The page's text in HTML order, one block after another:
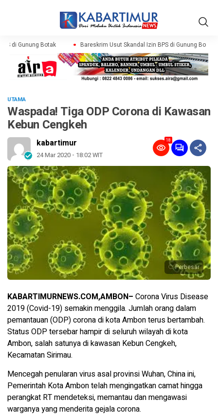
di Gunung Botak Bareskrim Usut Skandal Izin BPS di Gunung Botak
UTAMA
Waspada! Tiga ODP Corona di Kawasan
Kebun Cengkeh
kabartimur
24 Mar 2020 - 18:02 WIT
18
Perbesar
KABARTIMURNEWS.COM,AMBON– Corona Virus Disease
2019 (Covid-19) semakin menggila. Jumlah orang dalam
pemantauan (ODP) corona di kota Ambon terus bertambah.
Status ODP tersebar hampir di seluruh wilayah di kota
Ambon, salah satunya di kawasan Kebun Cengkeh,
Kecamatan Sirimau.
Mencegah penularan virus asal provinsi Wuhan, China ini,
Pemerintah Kota Ambon telah mengingatkan camat hingga
perangkat RT mendeteksi, memantau dan mengawasi
warganya yang menderita gejala corona.